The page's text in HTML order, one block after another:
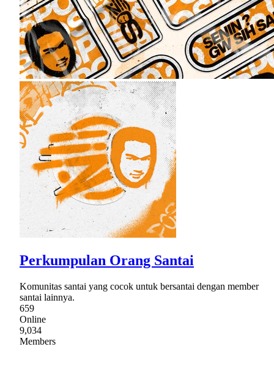
Perkumpulan Orang Santai
Komunitas santai yang cocok untuk bersantai dengan member
santai lainnya.
659
Online
9,034
Members